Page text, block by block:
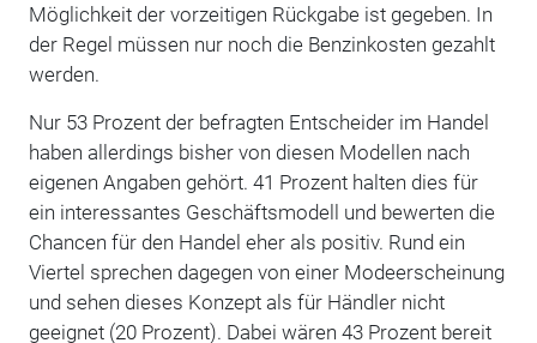
Möglichkeit der vorzeitigen Rückgabe ist gegeben. In
der Regel müssen nur noch die Benzinkosten gezahlt
werden.
Nur 53 Prozent der befragten Entscheider im Handel
haben allerdings bisher von diesen Modellen nach
eigenen Angaben gehört. 41 Prozent halten dies für
ein interessantes Geschäftsmodell und bewerten die
Chancen für den Handel eher als positiv. Rund ein
Viertel sprechen dagegen von einer Modeerscheinung
und sehen dieses Konzept als für Händler nicht
geeignet (20 Prozent). Dabei wären 43 Prozent bereit